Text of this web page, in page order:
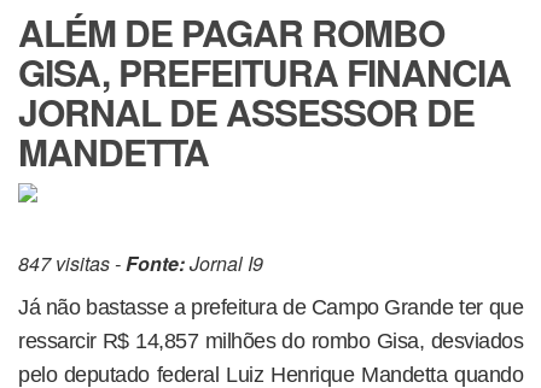
ALÉM DE PAGAR ROMBO
GISA, PREFEITURA FINANCIA
JORNAL DE ASSESSOR DE
MANDETTA
847 visitas -Fonte:Jornal I9
Já não bastasse a prefeitura de Campo Grande ter que
ressarcir R$ 14,857 milhões do rombo Gisa, desviados
pelo deputado federal Luiz Henrique Mandetta quando